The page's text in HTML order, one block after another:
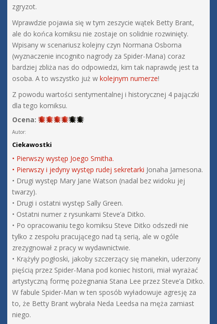
zgryzot.
Wprawdzie pojawia się w tym zeszycie wątek Betty Brant,
ale do końca komiksu nie zostaje on solidnie rozwinięty.
Wpisany w scenariusz kolejny czyn Normana Osborna
(wyznaczenie incognito nagrody za Spider-Mana) coraz
bardziej zbliża nas do odpowiedzi, kim tak naprawdę jest ta
osoba. A to wszystko już w kolejnym numerze!
Z powodu wartości sentymentalnej i historycznej 4 pajączki
dla tego komiksu.
Ocena:
Autor:
Ciekawostki
• Pierwszy występ Joego Smitha.
• Pierwszy i jedyny występ rudej sekretarki Jonaha Jamesona.
• Drugi występ Mary Jane Watson (nadal bez widoku jej
twarzy).
• Drugi i ostatni występ Sally Green.
• Ostatni numer z rysunkami Steve’a Ditko.
• Po opracowaniu tego komiksu Steve Ditko odszedł nie
tylko z zespołu pracującego nad tą serią, ale w ogóle
zrezygnował z pracy w wydawnictwie.
• Krążyły pogłoski, jakoby szczerzący się manekin, uderzony
pięścią przez Spider-Mana pod koniec historii, miał wyrażać
artystyczną formę pożegnania Stana Lee przez Steve’a Ditko.
W fabule Spider-Man w ten sposób wyładowuje agresję za
to, że Betty Brant wybrała Neda Leedsa na męża zamiast
niego.